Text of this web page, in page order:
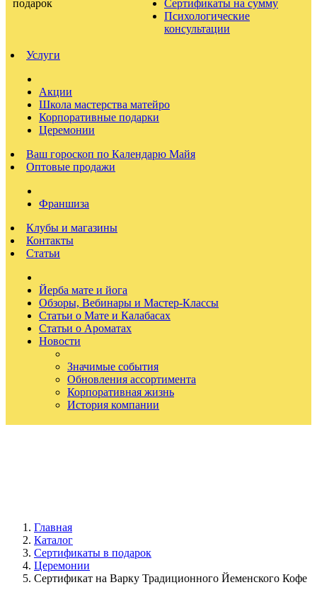
Сертификаты на сумму
Психологические
консультации
Услуги
Акции
Школа мастерства матейро
Корпоративные подарки
Церемонии
Ваш гороскоп по Календарю Майя
Оптовые продажи
Франшиза
Клубы и магазины
Контакты
Статьи
Йерба мате и йога
Обзоры, Вебинары и Мастер-Классы
Статьи о Мате и Калабасах
Статьи о Ароматах
Новости
Значимые события
Обновления ассортимента
Корпоративная жизнь
История компании
Главная
Каталог
Сертификаты в подарок
Церемонии
Сертификат на Варку Традиционного Йеменского Кофе